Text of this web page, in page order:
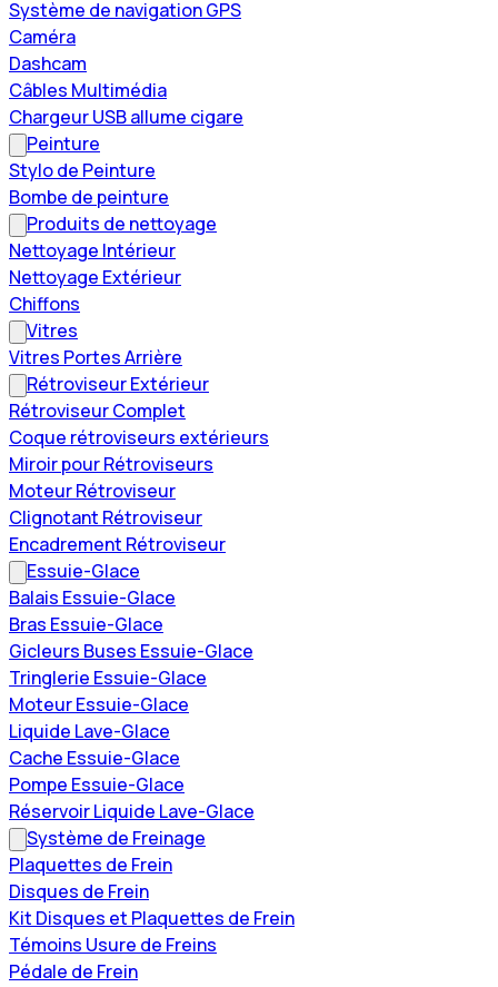
Système de navigation GPS
Caméra
Dashcam
Câbles Multimédia
Chargeur USB allume cigare
Peinture
Stylo de Peinture
Bombe de peinture
Produits de nettoyage
Nettoyage Intérieur
Nettoyage Extérieur
Chiffons
Vitres
Vitres Portes Arrière
Rétroviseur Extérieur
Rétroviseur Complet
Coque rétroviseurs extérieurs
Miroir pour Rétroviseurs
Moteur Rétroviseur
Clignotant Rétroviseur
Encadrement Rétroviseur
Essuie-Glace
Balais Essuie-Glace
Bras Essuie-Glace
Gicleurs Buses Essuie-Glace
Tringlerie Essuie-Glace
Moteur Essuie-Glace
Liquide Lave-Glace
Cache Essuie-Glace
Pompe Essuie-Glace
Réservoir Liquide Lave-Glace
Système de Freinage
Plaquettes de Frein
Disques de Frein
Kit Disques et Plaquettes de Frein
Témoins Usure de Freins
Pédale de Frein